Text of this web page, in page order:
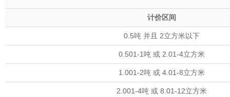
计价区间
0.5吨 并且 2立方米以下
0.501-1吨 或 2.01-4立方米
1.001-2吨 或 4.01-8立方米
2.001-4吨 或 8.01-12立方米